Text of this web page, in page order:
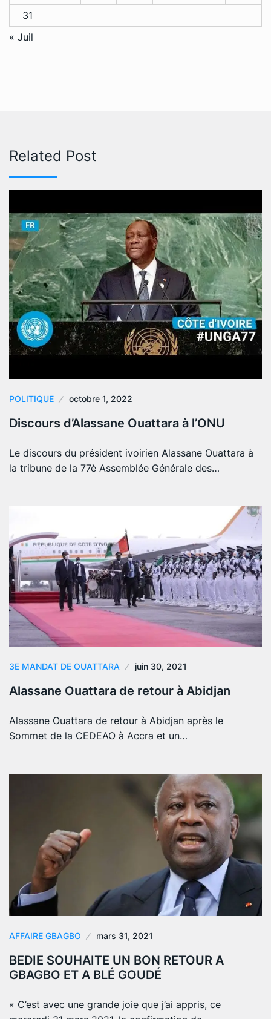
31
« Juil
Related Post
POLITIQUE octobre 1, 2022
Discours d’Alassane Ouattara à l’ONU
Le discours du président ivoirien Alassane Ouattara à
la tribune de la 77è Assemblée Générale des…
3E MANDAT DE OUATTARA juin 30, 2021
Alassane Ouattara de retour à Abidjan
Alassane Ouattara de retour à Abidjan après le
Sommet de la CEDEAO à Accra et un…
AFFAIRE GBAGBO mars 31, 2021
BEDIE SOUHAITE UN BON RETOUR A
GBAGBO ET A BLÉ GOUDÉ
« C’est avec une grande joie que j’ai appris, ce